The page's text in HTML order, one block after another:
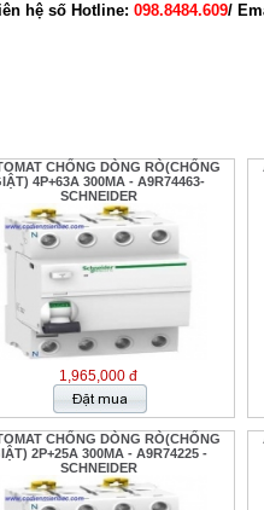
hệ số Hotline: 098.8484.609/
CHỐNG DÒNG RÒ(CHỐNG
4P+63A 300MA - A9R74463-
SCHNEIDER
1,965,000 đ
CHỐNG DÒNG RÒ(CHỐNG
2P+25A 300MA - A9R74225 -
SCHNEIDER